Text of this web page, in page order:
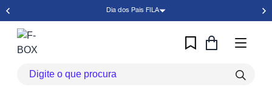
Dia dos Pais FILA